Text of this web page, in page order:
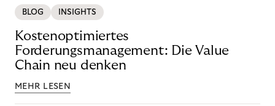
BLOG INSIGHTS
Kostenoptimiertes
Forderungsmanagement: Die Value
Chain neu denken
MEHR LESEN